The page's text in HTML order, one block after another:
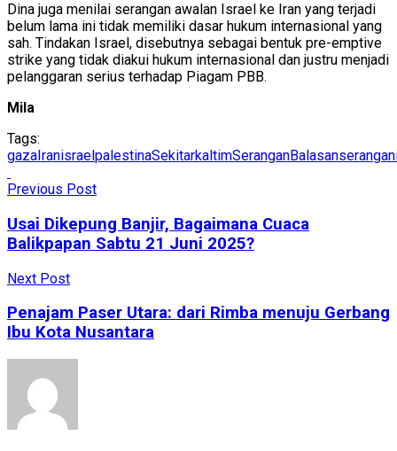
Dina juga menilai serangan awalan Israel ke Iran yang terjadi
belum lama ini tidak memiliki dasar hukum internasional yang
sah. Tindakan Israel, disebutnya sebagai bentuk pre-emptive
strike yang tidak diakui hukum internasional dan justru menjadi
pelanggaran serius terhadap Piagam PBB.
Mila
Tags:
gaza Iranisrael palestinaSekitarkaltimSeranganBalasan
Previous Post
Usai Dikepung Banjir, Bagaimana Cuaca
Balikpapan Sabtu 21 Juni 2025?
Next Post
Penajam Paser Utara: dari Rimba menuju Gerbang
Ibu Kota Nusantara